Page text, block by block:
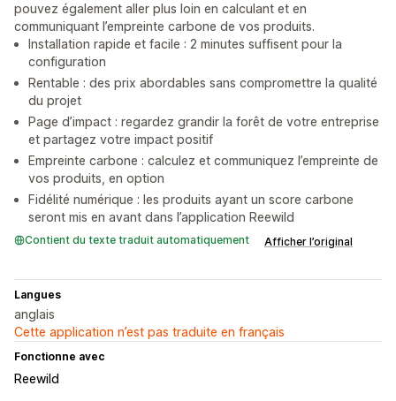
pouvez également aller plus loin en calculant et en
communiquant l’empreinte carbone de vos produits.
Installation rapide et facile : 2 minutes suffisent pour la
configuration
Rentable : des prix abordables sans compromettre la qualité
du projet
Page d’impact : regardez grandir la forêt de votre entreprise
et partagez votre impact positif
Empreinte carbone : calculez et communiquez l’empreinte de
vos produits, en option
Fidélité numérique : les produits ayant un score carbone
seront mis en avant dans l’application Reewild
Contient du texte traduit automatiquement Afficher l’original
Langues
anglais
Cette application n’est pas traduite en français
Fonctionne avec
Reewild